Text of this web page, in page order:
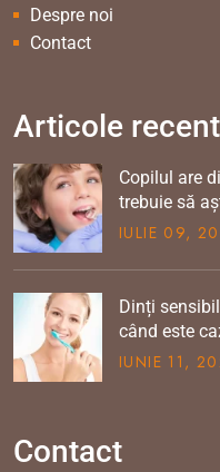
Despre noi
Contact
Articole
Copilul are
trebuie să
IULIE 09,
Dinți
când este
IUNIE 11 ,
Contact